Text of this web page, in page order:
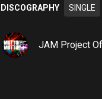
DISCOGRAPHY SINGLE
JAM Project